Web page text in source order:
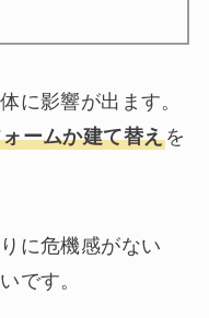
に影響が出ます。
ームか建て替えを
に危機感がない
です。